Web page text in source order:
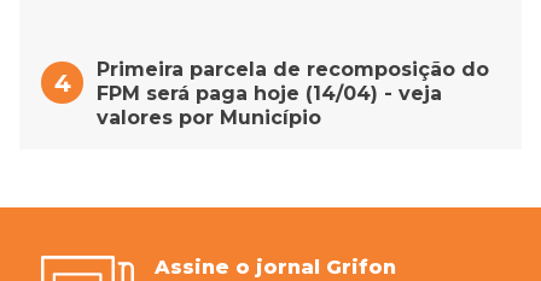
Primeira parcela de recomposição do
FPM será paga hoje (14/04) - veja
valores por Município
Assine o jornal Grifon